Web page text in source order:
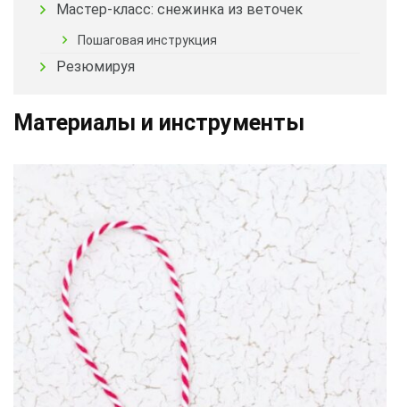
Мастер-класс: снежинка из веточек
Пошаговая инструкция
Резюмируя
Материалы и инструменты